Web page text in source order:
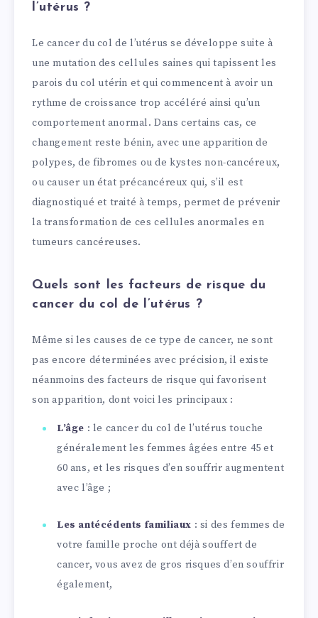
l’utérus ?
Le cancer du col de l’utérus se développe suite à
une mutation des cellules saines qui tapissent les
parois du col utérin et qui commencent à avoir un
rythme de croissance trop accéléré ainsi qu’un
comportement anormal. Dans certains cas, ce
changement reste bénin, avec une apparition de
polypes, de fibromes ou de kystes non-cancéreux,
ou causer un état précancéreux qui, s’il est
diagnostiqué et traité à temps, permet de prévenir
la transformation de ces cellules anormales en
tumeurs cancéreuses.
Quels sont les facteurs de risque du
cancer du col de l’utérus ?
Même si les causes de ce type de cancer, ne sont
pas encore déterminées avec précision, il existe
néanmoins des facteurs de risque qui favorisent
son apparition, dont voici les principaux :
L’âge : le cancer du col de l’utérus touche
généralement les femmes âgées entre 45 et
60 ans, et les risques d’en souffrir augmentent
avec l’âge ;
Les antécédents familiaux : si des femmes de
votre famille proche ont déjà souffert de
cancer, vous avez de gros risques d’en souffrir
également,